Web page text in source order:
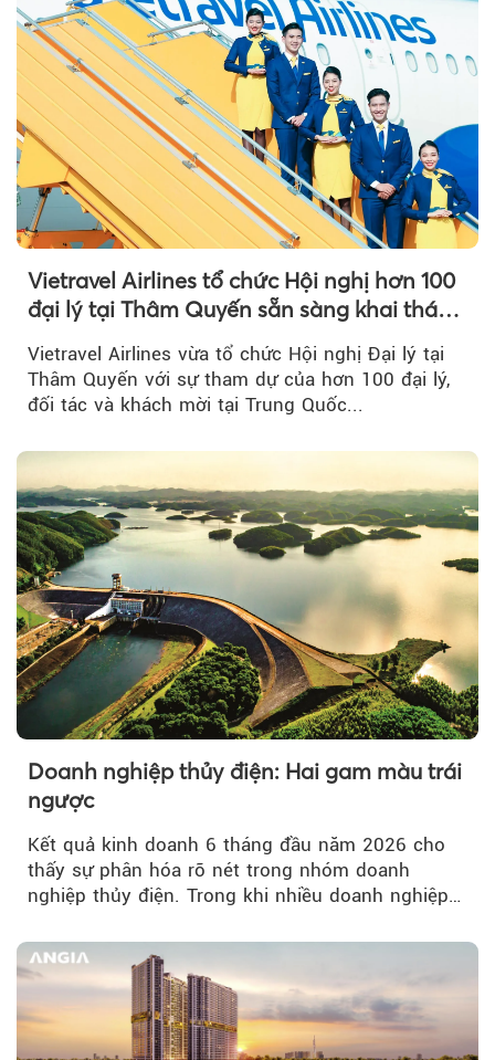
Vietravel Airlines tổ chức Hội nghị hơn 100
đại lý tại Thâm Quyến sẵn sàng khai thác
đường bay thẳng TP.HCM - Thâm Quyến
Vietravel Airlines vừa tổ chức Hội nghị Đại lý tại
Thâm Quyến với sự tham dự của hơn 100 đại lý,
đối tác và khách mời tại Trung Quốc...
Doanh nghiệp thủy điện: Hai gam màu trái
ngược
Kết quả kinh doanh 6 tháng đầu năm 2026 cho
thấy sự phân hóa rõ nét trong nhóm doanh
nghiệp thủy điện. Trong khi nhiều doanh nghiệp